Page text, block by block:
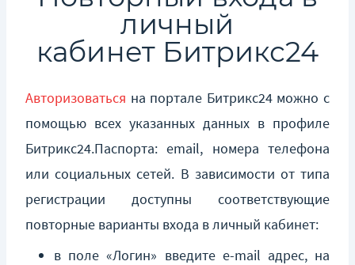
личный
кабинет Битрикс24
Авторизоваться на портале Битрикс24 можно с
помощью всех указанных данных в профиле
Битрикс24.Паспорта: email, номера телефона
или социальных сетей. В зависимости от типа
регистрации доступны соответствующие
повторные варианты входа в личный кабинет:
в поле «Логин» введите e-mail адрес, на